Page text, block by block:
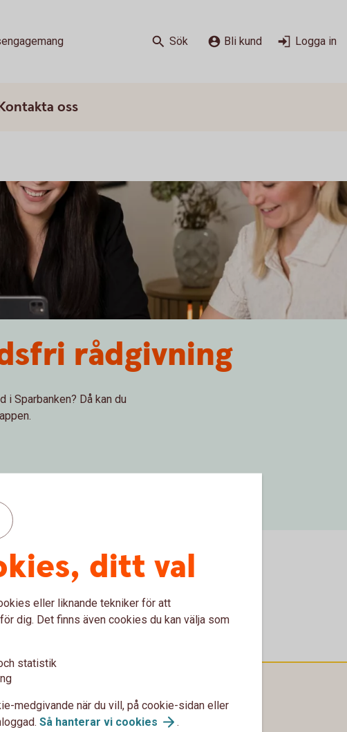
Sök Bli kund Logga in
oss
rådgivning
i Sparbanken? Då kan du
med dina behov. Fyll i dina
in ett möte för att gå igenom din
för Funktioner, prestanda och statistik.
ditt val
eller liknande tekniker för att
dig. Det finns även cookies du kan välja som
statistik
medgivande när du vill, på cookie-sidan eller
Så hanterar vi cookies .